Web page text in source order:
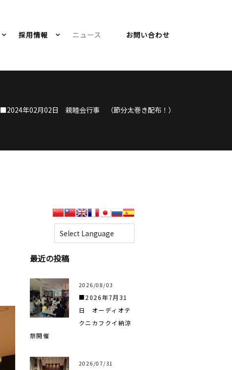
採用情報 ニュース お問い合わせ
■2024年02月02日 親睦会行事 （節分太巻き配布！）
最近の投稿
2026/08/03
■2026年7月31
日 オーディオテ
クニカフクイ納涼
祭開催
2026/07/31